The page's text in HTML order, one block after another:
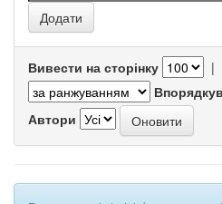
Вивести на сторінку |
Автори